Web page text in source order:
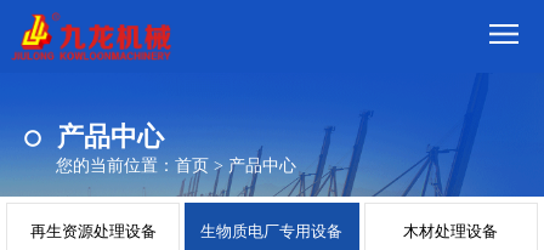
们
产
产品中心
您的当前位置： 首页 > 产品中心
再生资源处理设备 生物质电厂专用设备 木材处理设备